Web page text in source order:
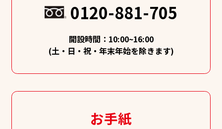
0120-881-705
開設時間：10:00~16:00
(土・日・祝・年末年始を除きます)
お手紙